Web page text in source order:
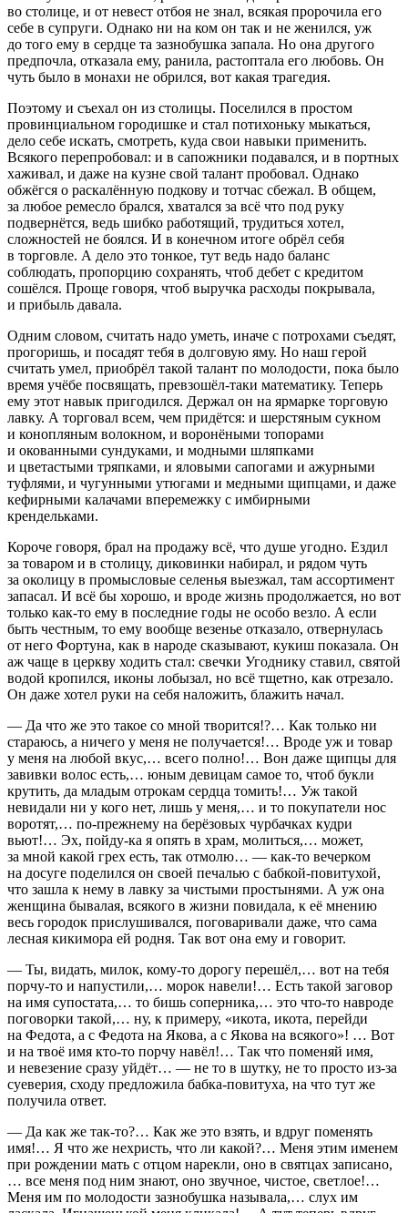
во столице, и от невест отбоя не знал, всякая пророчила его
себе в супруги. Однако ни на ком он так и не женился, уж
до того ему в сердце та зазнобушка запала. Но она другого
предпочла, отказала ему, ранила, растоптала его любовь. Он
чуть было в монахи не обрился, вот какая трагедия.
Поэтому и съехал он из столицы. Поселился в простом
провинциальном городишке и стал потихоньку мыкаться,
дело себе искать, смотреть, куда свои навыки применить.
Всякого перепробовал: и в сапожники подавался, и в портных
хаживал, и даже на кузне свой талант пробовал. Однако
обжёгся о раскалённую подкову и тотчас сбежал. В общем,
за любое ремесло брался, хватался за всё что под руку
подвернётся, ведь шибко работящий, трудиться хотел,
сложностей не боялся. И в конечном итоге обрёл себя
в торговле. А дело это тонкое, тут ведь надо баланс
соблюдать, пропорцию сохранять, чтоб дебет с кредитом
сошёлся. Проще говоря, чтоб выручка расходы покрывала,
и прибыль давала.
Одним словом, считать надо уметь, иначе с потрохами съедят,
прогоришь, и посадят тебя в долговую яму. Но наш герой
считать умел, приобрёл такой талант по молодости, пока было
время учёбе посвящать, превзошёл-таки математику. Теперь
ему этот навык пригодился. Держал он на ярмарке торговую
лавку. А торговал всем, чем придётся: и шерстяным сукном
и конопляным волокном, и воронёными топорами
и окованными сундуками, и модными шляпками
и цветастыми тряпками, и яловыми сапогами и ажурными
туфлями, и чугунными утюгами и медными щипцами, и даже
кефирными калачами вперемежку с имбирными
крендельками.
Короче говоря, брал на продажу всё, что душе угодно. Ездил
за товаром и в столицу, диковинки набирал, и рядом чуть
за околицу в промысловые селенья выезжал, там ассортимент
запасал. И всё бы хорошо, и вроде жизнь продолжается, но вот
только как-то ему в последние годы не особо везло. А если
быть честным, то ему вообще везенье отказало, отвернулась
от него Фортуна, как в народе сказывают, кукиш показала. Он
аж чаще в церкву ходить стал: свечки Угоднику ставил, святой
водой кропился, иконы лобызал, но всё тщетно, как отрезало.
Он даже хотел руки на себя наложить, блажить начал.
— Да что же это такое со мной творится!?… Как только ни
стараюсь, а ничего у меня не получается!… Вроде уж и товар
у меня на любой вкус,… всего полно!… Вон даже щипцы для
завивки волос есть,… юным девицам самое то, чтоб букли
крутить, да младым отрокам сердца томить!… Уж такой
невидали ни у кого нет, лишь у меня,… и то покупатели нос
воротят,… по-прежнему на берёзовых чурбачках кудри
вьют!… Эх, пойду-ка я опять в храм, молиться,… может,
за мной какой грех есть, так отмолю… — как-то вечерком
на досуге поделился он своей печалью с бабкой-повитухой,
что зашла к нему в лавку за чистыми простынями. А уж она
женщина бывалая, всякого в жизни повидала, к её мнению
весь городок прислушивался, поговаривали даже, что сама
лесная кикимора ей родня. Так вот она ему и говорит.
— Ты, видать, милок, кому-то дорогу перешёл,… вот на тебя
порчу-то и напустили,… морок навели!… Есть такой заговор
на имя супостата,… то бишь соперника,… это что-то навроде
поговорки такой,… ну, к примеру, «икота, икота, перейди
на Федота, а с Федота на Якова, а с Якова на всякого»! … Вот
и на твоё имя кто-то порчу навёл!… Так что поменяй имя,
и невезение сразу уйдёт… — не то в шутку, не то просто из-за
суеверия, сходу предложила бабка-повитуха, на что тут же
получила ответ.
— Да как же так-то?… Как же это взять, и вдруг поменять
имя!… Я что же нехристь, что ли какой?… Меня этим именем
при рождении мать с отцом нарекли, оно в святцах записано,
… все меня под ним знают, оно звучное, чистое, светлое!…
Меня им по молодости зазнобушка называла,… слух им